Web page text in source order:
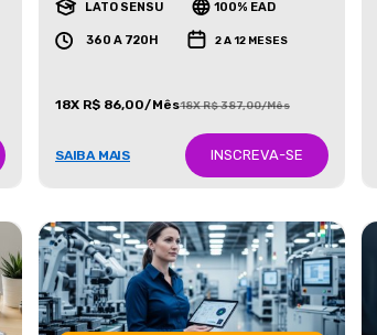
LATO SENSU 100% EAD
360 A 720H 2 A 12 MESES
18X R$ 86,00/Mês18X R$ 387,00/Mês
SAIBA MAIS INSCREVA-SE